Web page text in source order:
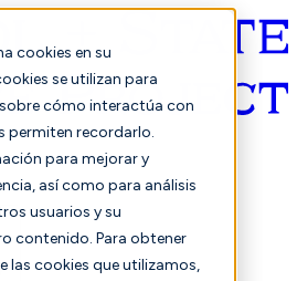
cookies en su
se utilizan para
cómo interactúa con
permiten recordarlo.
para mejorar y
así como para análisis
usuarios y su
contenido. Para obtener
las cookies que utilizamos,